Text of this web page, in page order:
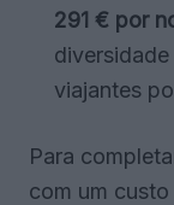
291 € por
viajantes
Para
com um